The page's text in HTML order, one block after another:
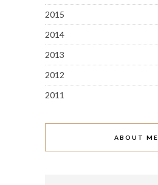
2015
2014
2013
2012
2011
ABOUT ME